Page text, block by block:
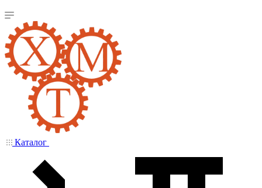
Каталог